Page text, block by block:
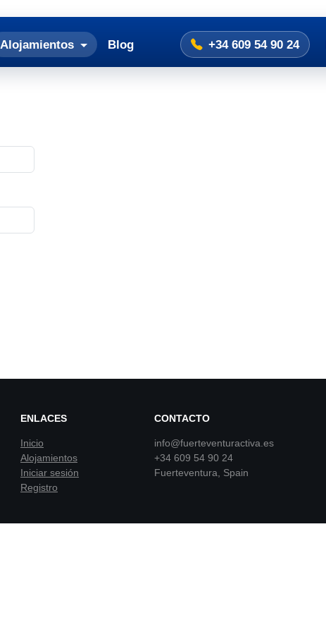
Alojamientos Blog +34 609 54 90 24
ENLACES
Inicio
Alojamientos
Iniciar sesión
Registro
CONTACTO
info@fuerteventuractiva.es
+34 609 54 90 24
Fuerteventura, Spain